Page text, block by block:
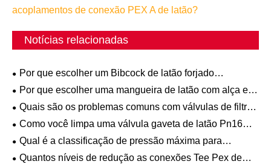
acoplamentos de conexão PEX A de latão?
Notícias relacionadas
Por que escolher um Bibcock de latão forjado
niquelado em vez de outras opções
Por que escolher uma mangueira de latão com alça em
T para sua conexão de mangueira externa?
Quais são os problemas comuns com válvulas de filtro
Y de latão e como corrigi-los?
Como você limpa uma válvula gaveta de latão Pn16
forjada?
Qual é a classificação de pressão máxima para
acoplamentos de conexão PEX A de latão?
Quantos níveis de redução as conexões Tee Pex de